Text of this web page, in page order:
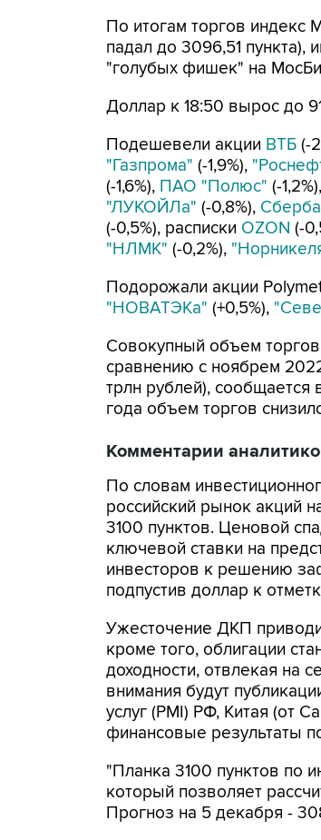
По итогам торгов индекс
падал до 3096,51 пункта),
"голубых фишек" на
Доллар к 18:50 вырос до
Подешевели акции ВТБ (-
"Газпрома" (-1,9%),
(-1,6%), ПАО "Полюс" (-1,2%),
"ЛУКОЙЛа" (-0,8%),
(-0,5%), расписки OZON (-
"НЛМК" (-0,2%),
Подорожали акции
"НОВАТЭКа" (+0,5%),
Совокупный объем
сравнению с ноябрем
трлн рублей),
года объем торгов
Комментарии
По словам
российский рынок акций
3100 пунктов. Ценовой
ключевой ставки на
инвесторов к решению
подпустив доллар к
Ужесточение ДКП
кроме того, облигации
доходности, отвлекая на
внимания будут
услуг (PMI) РФ, Китая (от
финансовые результаты
"Планка 3100 пунктов по
который позволяет
Прогноз на 5 декабря -